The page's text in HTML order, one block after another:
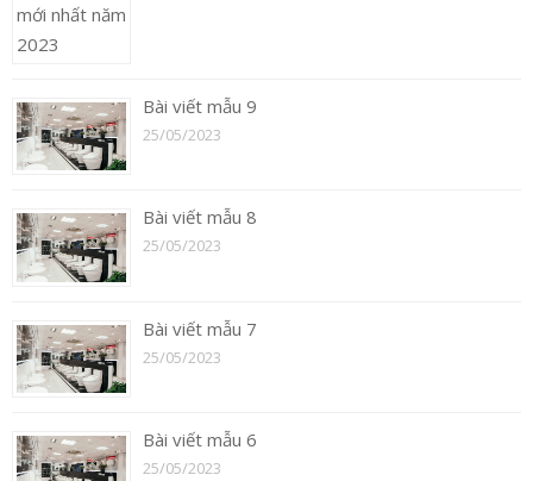
Bài viết mẫu 9
25/05/2023
Bài viết mẫu 8
25/05/2023
Bài viết mẫu 7
25/05/2023
Bài viết mẫu 6
25/05/2023